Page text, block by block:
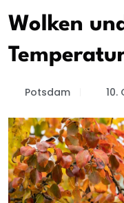
Wolken
Potsdam 10.